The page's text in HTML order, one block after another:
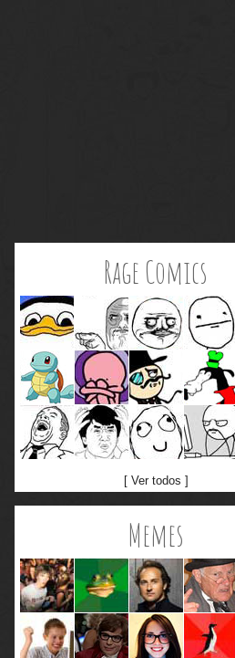
Rage Comics
[ Ver todos ]
Memes